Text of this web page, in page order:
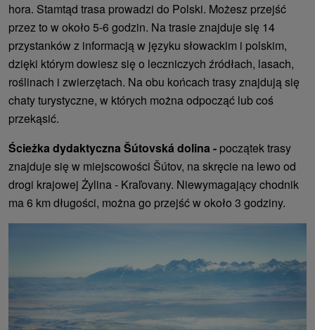
hora. Stamtąd trasa prowadzi do Polski. Możesz przejść
przez to w około 5-6 godzin. Na trasie znajduje się 14
przystanków z informacją w języku słowackim i polskim,
dzięki którym dowiesz się o leczniczych źródłach, lasach,
roślinach i zwierzętach. Na obu końcach trasy znajdują się
chaty turystyczne, w których można odpocząć lub coś
przekąsić.
Ścieżka dydaktyczna Šútovská dolina - początek trasy
znajduje się w miejscowości Šútov, na skręcie na lewo od
drogi krajowej Żylina - Kraľovany. Niewymagający chodnik
ma 6 km długości, można go przejść w około 3 godziny.